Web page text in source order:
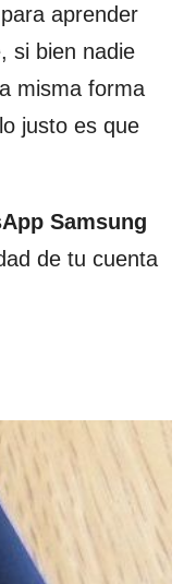
aprender
si bien nadie
misma forma
justo es que
Samsung
de tu cuenta